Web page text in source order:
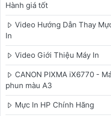
Hành giá tốt
Video Hướng Dẫn Thay
In
Video Giới Thiệu Máy In
CANON PIXMA iX6770 -
phun màu A3
Mực In HP Chính Hãng